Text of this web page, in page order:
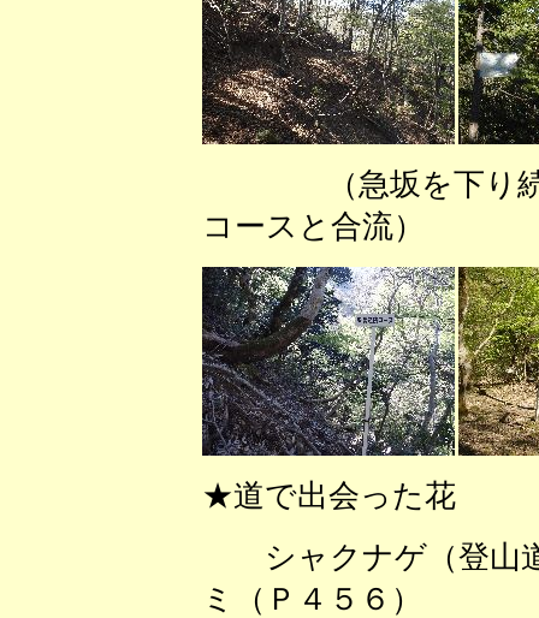
（急坂を下り
コースと合流） （
★道で出会った花
シャクナゲ（登
ミ（Ｐ４５６